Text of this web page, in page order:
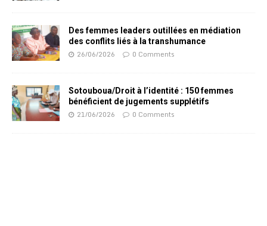
Des femmes leaders outillées en médiation
des conflits liés à la transhumance
26/06/2026 0 Comments
Sotouboua/Droit à l’identité : 150 femmes
bénéficient de jugements supplétifs
21/06/2026 0 Comments